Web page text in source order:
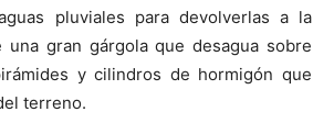
pluviales para devolverlas a la
gran gárgola que desagua sobre
y cilindros de hormigón que
terreno.